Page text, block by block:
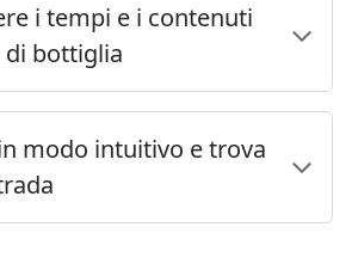
i tempi e i contenuti
di bottiglia
modo intuitivo e trova